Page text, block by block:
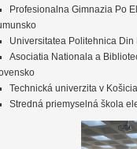
Profesionalna Gimnazia Po
Universitatea Politehnica Din
Asociatia Nationala a
Technická univerzita v
Stredná priemyselná škola